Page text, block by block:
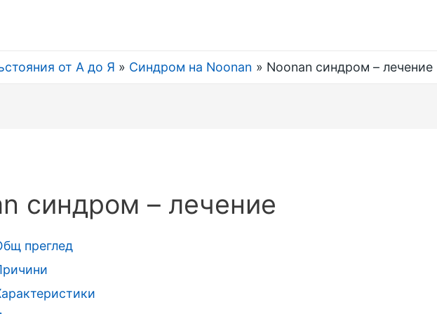
от А до Я Синдром на Noonan Noonan синдром – лечение
синдром – лечение
преглед